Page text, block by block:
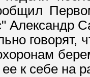
Александр
говорят,
к себе на